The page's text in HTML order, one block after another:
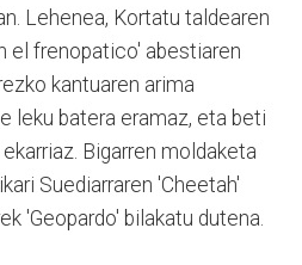
Lehenea, Kortatu taldearen
el frenopatico' abestiaren
kantuaren arima
leku batera eramaz, eta beti
Bigarren moldaketa
Suediarraren 'Cheetah'
'Geopardo' bilakatu dutena.